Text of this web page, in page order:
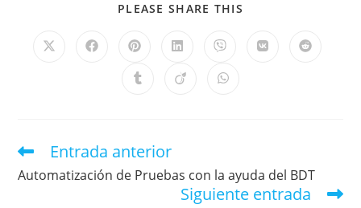
PLEASE SHARE THIS
Entrada anterior
Automatización de Pruebas con la ayuda del BDT
Siguiente entrada